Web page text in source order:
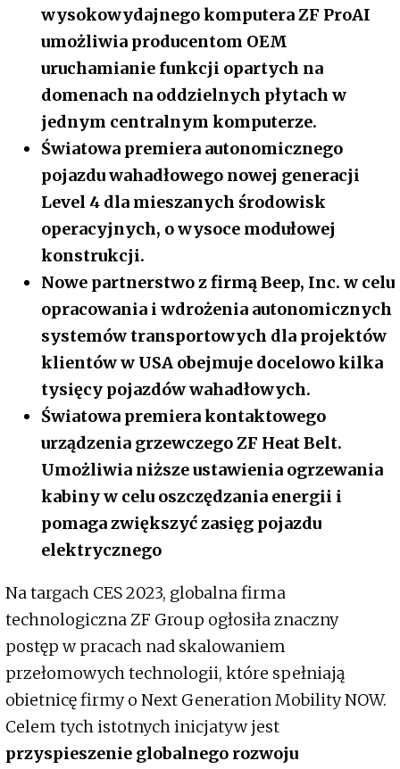
wysokowydajnego komputera ZF ProAI
umożliwia producentom OEM
uruchamianie funkcji opartych na
domenach na oddzielnych płytach w
jednym centralnym komputerze.
Światowa premiera autonomicznego
pojazdu wahadłowego nowej generacji
Level 4 dla mieszanych środowisk
operacyjnych, o wysoce modułowej
konstrukcji.
Nowe partnerstwo z firmą Beep, Inc. w celu
opracowania i wdrożenia autonomicznych
systemów transportowych dla projektów
klientów w USA obejmuje docelowo kilka
tysięcy pojazdów wahadłowych.
Światowa premiera kontaktowego
urządzenia grzewczego ZF Heat Belt.
Umożliwia niższe ustawienia ogrzewania
kabiny w celu oszczędzania energii i
pomaga zwiększyć zasięg pojazdu
elektrycznego
Na targach CES 2023, globalna firma
technologiczna ZF Group ogłosiła znaczny
postęp w pracach nad skalowaniem
przełomowych technologii, które spełniają
obietnicę firmy o Next Generation Mobility NOW.
Celem tych istotnych inicjatyw jest
przyspieszenie globalnego rozwoju